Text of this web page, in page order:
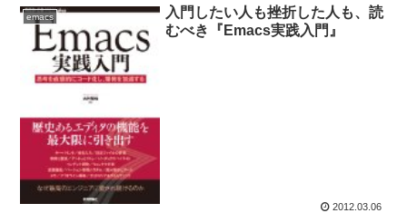
emacs
入門したい人も挫折した人も、読
むべき『Emacs実践入門』
2012.03.06